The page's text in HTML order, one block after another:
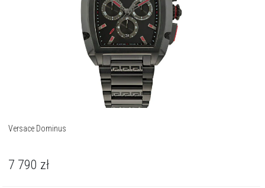
Versace Dominus
7 790 zł